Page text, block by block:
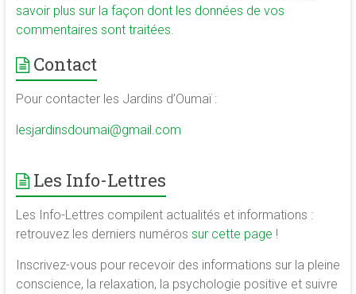
savoir plus sur la façon dont les données de vos
commentaires sont traitées
Contact
Pour contacter les Jardins d’Oumaï :
lesjardinsdoumai@gmail.com
Les Info-Lettres
Les Info-Lettres compilent actualités et informations :
retrouvez les derniers numéros sur cette page !
Inscrivez-vous pour recevoir des informations sur la pleine
conscience, la relaxation, la psychologie positive et suivre